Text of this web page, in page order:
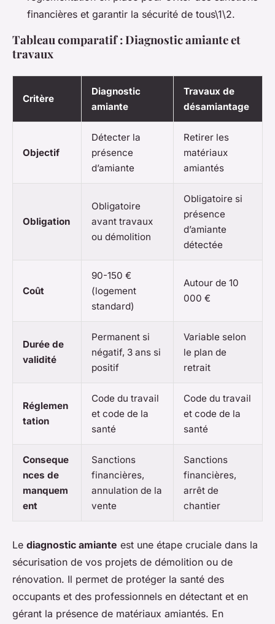
financières et garantir la sécurité de tous\1\2.
Tableau comparatif : Diagnostic amiante et
travaux
Critère
Diagnostic
amiante
Travaux de
désamiantage
Objectif
Détecter la
présence
d’amiante
Retirer les
matériaux
amiantés
Obligation
Obligatoire
avant travaux
ou démolition
Obligatoire si
présence
d’amiante
détectée
Coût
90-150 €
(logement
standard)
Autour de 10
000 €
Durée de
validité
Permanent si
négatif, 3 ans si
positif
Variable selon
le plan de
retrait
Réglemen
tation
Code du travail
et code de la
santé
Code du travail
et code de la
santé
Conseque
nces de
manquem
ent
Sanctions
financières,
annulation de la
vente
Sanctions
financières,
arrêt de
chantier
Le diagnostic amiante est une étape cruciale dans la
sécurisation de vos projets de démolition ou de
rénovation. Il permet de protéger la santé des
occupants et des professionnels en détectant et en
gérant la présence de matériaux amiantés. En